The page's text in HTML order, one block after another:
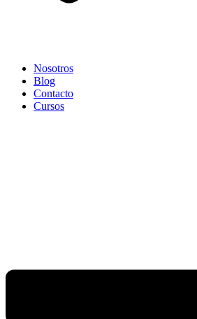
Nosotros
Blog
Contacto
Cursos